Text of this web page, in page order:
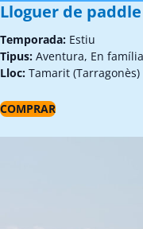
Lloguer de
Temporada: Estiu
Tipus: Aventura, En
Lloc: Tamarit (Tarragonès)
COMPRAR